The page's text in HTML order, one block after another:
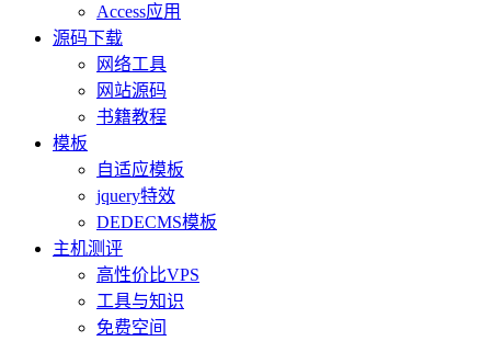
Access应用
源码下载
网络工具
网站源码
书籍教程
模板
自适应模板
jquery特效
DEDECMS模板
主机测评
高性价比VPS
工具与知识
免费空间